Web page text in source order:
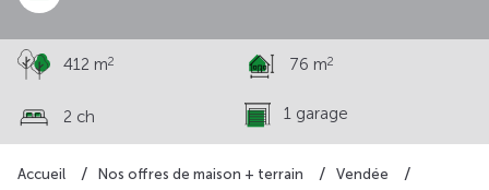
Accueil Nos offres de maison + terrain
Vendée
412 m2 76 m2
2 ch 1 garage